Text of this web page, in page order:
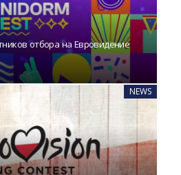
отбора на Евровидение
NEWS